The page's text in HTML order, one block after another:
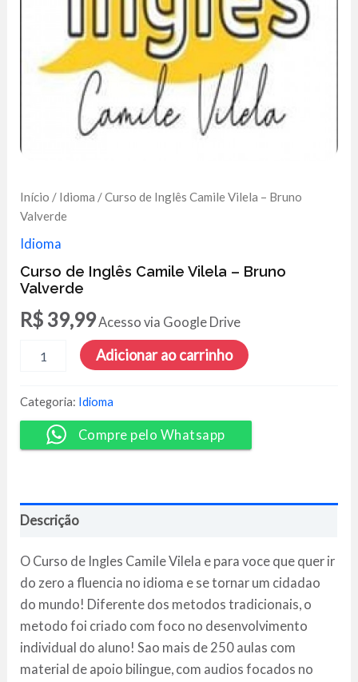
Início / Idioma / Curso de Inglês Camile Vilela – Bruno
Valverde
Idioma
Curso de Inglês Camile Vilela – Bruno
Valverde
R$ 39,99Acesso via Google Drive
Camile
Vilela
-
Bruno
Adicionar ao carrinho
Categoria: Idioma
Compre pelo Whatsapp
Descrição
O Curso de Ingles Camile Vilela e para voce que quer ir
do zero a fluencia no idioma e se tornar um cidadao
do mundo! Diferente dos metodos tradicionais, o
metodo foi criado com foco no desenvolvimento
individual do aluno! Sao mais de 250 aulas com
material de apoio bilingue, com audios focados no